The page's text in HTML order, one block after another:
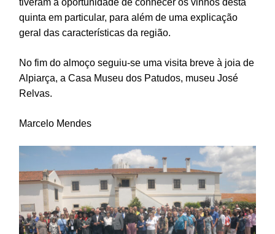
tiveram a oportunidade de conhecer os vinhos desta
quinta em particular, para além de uma explicação
geral das características da região.
No fim do almoço seguiu-se uma visita breve à joia de
Alpiarça, a Casa Museu dos Patudos, museu José
Relvas.
Marcelo Mendes